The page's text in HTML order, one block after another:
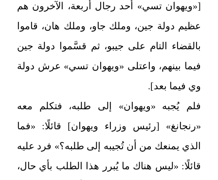
[«ويهوان تسي» أحد رجال أربعة، الآخرون هم
عظيم دولة جين، وملك جاو، وملك هان، قاموا
بالقضاء التام على جيبو، ثم قسَّموا دولة جين
فيما بينهم، واعتلى «ويهوان تسي» عرش دولة
وي فيما بعد].
فلم يُجبه «ويهوان» إلى طلبه، فتكلم معه
«رنجانغ» [رئيس وزراء ويهوان] قائلًا: «فما
الذي يمنعك من أن تُجيبه إلى طلبه؟» فرد عليه
قائلًا: «ليس هناك ما يُبرر هذا الطلب بأي حال،